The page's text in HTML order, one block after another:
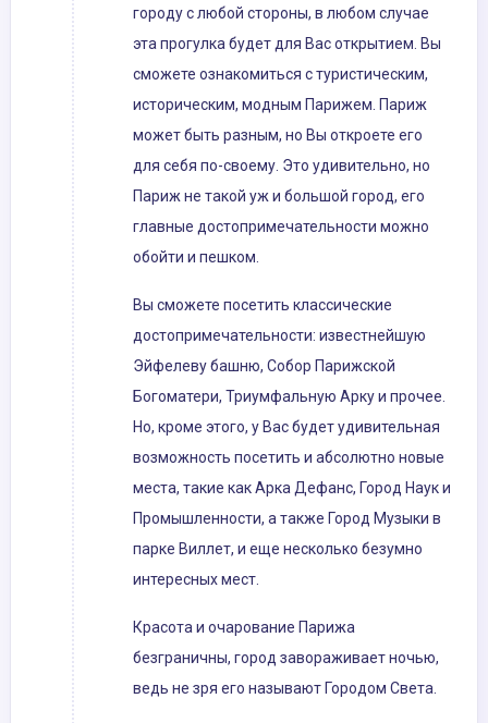
городу с любой стороны, в любом случае
эта прогулка будет для Вас открытием. Вы
сможете ознакомиться с туристическим,
историческим, модным Парижем. Париж
может быть разным, но Вы откроете его
для себя по-своему. Это удивительно, но
Париж не такой уж и большой город, его
главные достопримечательности можно
обойти и пешком.
Вы сможете посетить классические
достопримечательности: известнейшую
Эйфелеву башню, Собор Парижской
Богоматери, Триумфальную Арку и прочее.
Но, кроме этого, у Вас будет удивительная
возможность посетить и абсолютно новые
места, такие как Арка Дефанс, Город Наук и
Промышленности, а также Город Музыки в
парке Виллет, и еще несколько безумно
интересных мест.
Красота и очарование Парижа
безграничны, город завораживает ночью,
ведь не зря его называют Городом Света.